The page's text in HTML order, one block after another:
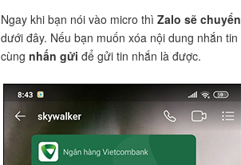
Ngay khi bạn nói vào micro thì Zalo sẽ
dưới đây. Nếu bạn muốn xóa nội dung nhắn
cùng nhấn gửi để gửi tin nhắn là được.